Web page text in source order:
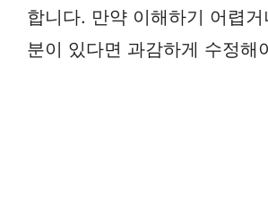
합니다. 만약 이해하기 어렵
분이 있다면 과감하게 수정해